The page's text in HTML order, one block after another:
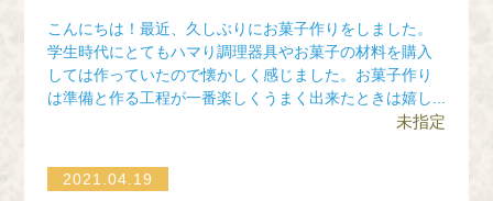
こんにちは！最近、久しぶりにお菓子作りをしました。
学生時代にとてもハマり調理器具やお菓子の材料を購入
しては作っていたので懐かしく感じました。お菓子作り
は準備と作る工程が一番楽しくうまく出来たときは嬉し...
未指定
2021.04.19